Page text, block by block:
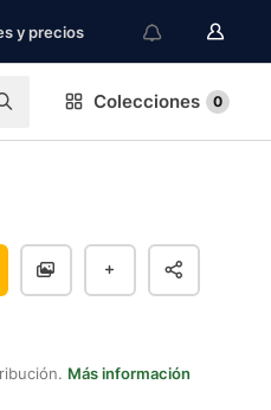
y precios
Colecciones 0
Más información